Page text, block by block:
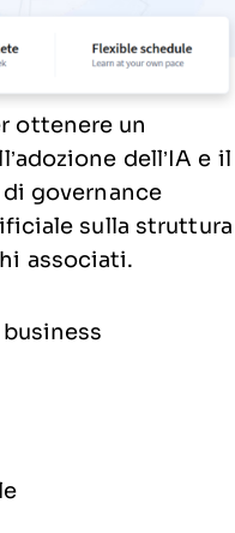
ottenere un
dell’IA e il
governance
sulla struttura
associati.